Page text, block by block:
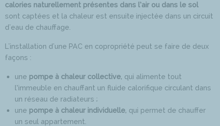
calories naturellement présentes dans l’air ou dans le sol
sont captées et la chaleur est ensuite injectée dans un circuit
d'eau de chauffage.
L'installation d'une PAC en copropriété peut se faire de deux
façons :
une pompe à chaleur collective, qui alimente tout
l’immeuble en chauffant un fluide calorifique circulant dans
un réseau de radiateurs ;
une pompe à chaleur individuelle, qui permet de chauffer
un seul appartement.